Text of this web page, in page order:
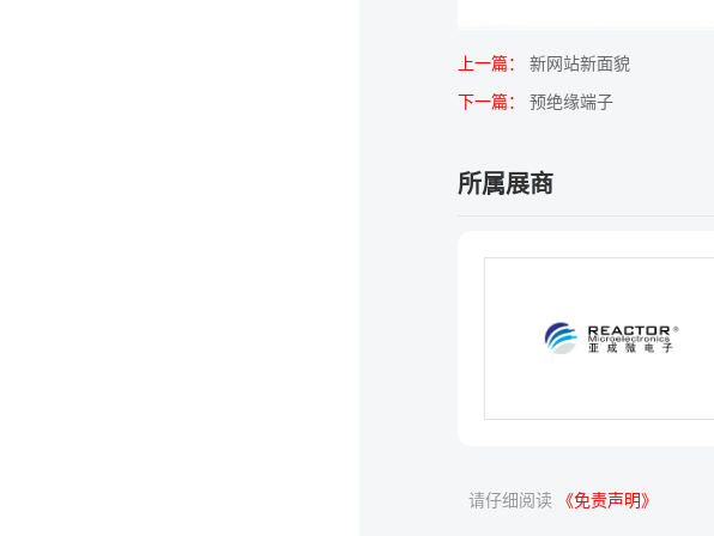
上一篇： 新网站新面貌
下一篇： 预绝缘端子
所属展商
请仔细阅读 《免责声明》